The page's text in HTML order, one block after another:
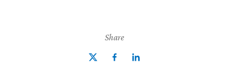
Share